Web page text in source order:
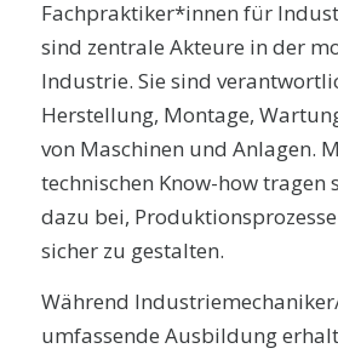
Fachpraktiker*innen für
sind zentrale Akteure in der
Industrie. Sie sind
Herstellung, Montage,
von Maschinen und Anlagen.
technischen Know-how tragen
dazu bei,
sicher zu gestalten.
Während
umfassende Ausbildung